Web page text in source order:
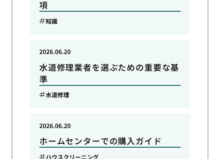
項
知識
水道修理業者を選ぶための重要な基
準
2026.06.20
水道修理
ホームセンターでの購入ガイド
2026.06.20
ハウスクリーニング